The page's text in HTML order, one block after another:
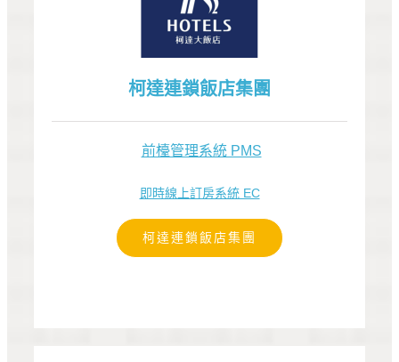
柯達連鎖飯店集團
前檯管理系統 PMS
即時線上訂房系統 EC
柯達連鎖飯店集團